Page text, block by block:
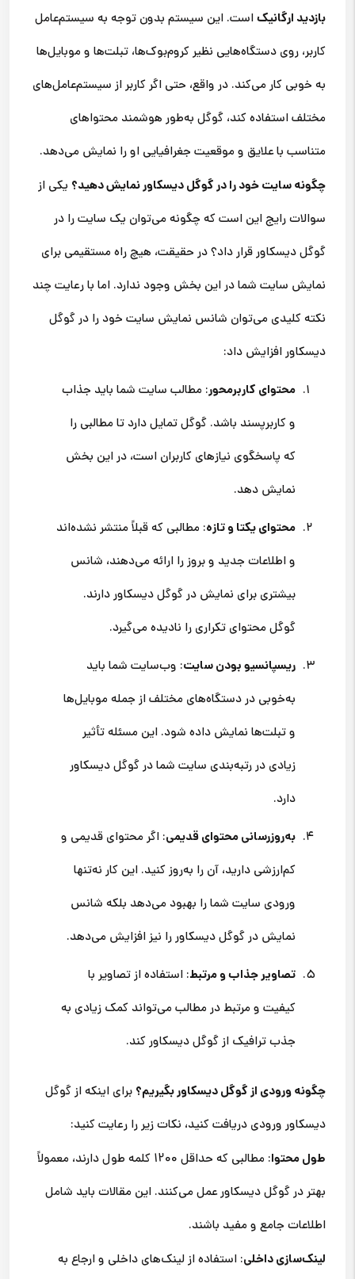
بازدید ارگانیکاست. این سیستم بدون توجه به سیستم‌عامل
کاربر، روی دستگاه‌هایی نظیر کروم‌بوک‌ها، تبلت‌ها و موبایل‌ها
به خوبی کار می‌کند. در واقع، حتی اگر کاربر از سیستم‌عامل‌های
مختلف استفاده کند، گوگل به‌طور هوشمند محتواهای
متناسب با علایق و موقعیت جغرافیایی او را نمایش می‌دهد.
چگونه سایت خود را در گوگل دیسکاور نمایش دهید؟ یکی از
سوالات رایج این است که چگونه می‌توان یک سایت را در
گوگل دیسکاور قرار داد؟ در حقیقت، هیچ راه مستقیمی برای
نمایش سایت شما در این بخش وجود ندارد. اما با رعایت چند
نکته کلیدی می‌توان شانس نمایش سایت خود را در گوگل
دیسکاور افزایش داد:
محتوای کاربرمحور: مطالب سایت شما باید جذاب
و کاربرپسند باشد. گوگل تمایل دارد تا مطالبی را
که پاسخگوی نیازهای کاربران است، در این بخش
نمایش دهد.
محتوای یکتا و تازه: مطالبی که قبلاً منتشر نشده‌اند
و اطلاعات جدید و بروز را ارائه می‌دهند، شانس
بیشتری برای نمایش در گوگل دیسکاور دارند.
گوگل محتوای تکراری را نادیده می‌گیرد.
ریسپانسیو بودن سایت: وب‌سایت شما باید
به‌خوبی در دستگاه‌های مختلف از جمله موبایل‌ها
و تبلت‌ها نمایش داده شود. این مسئله تأثیر
زیادی در رتبه‌بندی سایت شما در گوگل دیسکاور
دارد.
به‌روزرسانی محتوای قدیمی: اگر محتوای قدیمی و
کم‌ارزشی دارید، آن را به‌روز کنید. این کار نه‌تنها
ورودی سایت شما را بهبود می‌دهد بلکه شانس
نمایش در گوگل دیسکاور را نیز افزایش می‌دهد.
تصاویر جذاب و مرتبط: استفاده از تصاویر با
کیفیت و مرتبط در مطالب می‌تواند کمک زیادی به
جذب ترافیک از گوگل دیسکاور کند.
چگونه ورودی از گوگل دیسکاور بگیریم؟ برای اینکه از گوگل
دیسکاور ورودی دریافت کنید، نکات زیر را رعایت کنید:
طول محتوا
: مطالبی که حداقل 1200 کلمه طول دارند، معمولاً
بهتر در گوگل دیسکاور عمل می‌کنند. این مقالات باید شامل
اطلاعات جامع و مفید باشند.
لینک‌سازی داخلی: استفاده از لینک‌های داخلی و ارجاع به